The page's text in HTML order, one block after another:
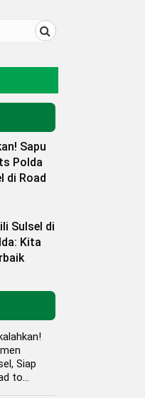
Sapu
Polda
di Road
Sulsel di
Kita
Siap
to